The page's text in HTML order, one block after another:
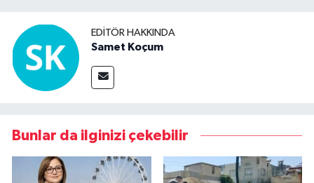
EDITÖR HAKKINDA
Samet Koçum
Bunlar da ilginizi çekebilir